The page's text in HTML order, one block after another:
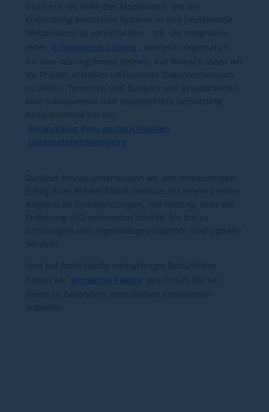
nicht nur die Rolle des Moderators, um die
Einbindung komplexer Systeme in Ihre bestehende
Webpräsenz zu vereinfachen – z.B. die Integration
einer
E-Commerce-Lösung
, sondern sorgen auch
für den störungsfreien Betrieb. Auf Wunsch leiten wir
Ihr Projekt, erstellen umfassende Dokumentationen
zu Zielen, Terminen und Budgets und gewährleisten
eine transparente und zielgerichtete Umsetzung –
beispielsweise bei der
Entwicklung Ihrer anspruchsvollen
Unternehmenswebseite
Darüber hinaus unterstützen wir den fortlaufenden
attraktive Pakete